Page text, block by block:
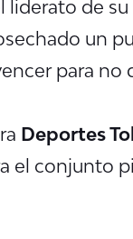
liderato de
un
para no
Deportes
el conjunto